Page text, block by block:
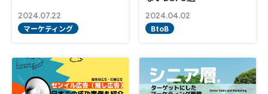
2024.07.22
マーケティング
2024.04.02
BtoB